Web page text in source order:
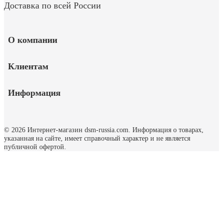
О компании
Клиентам
Информация
Доставка по всей России
© 2026 Интернет-магазин dsm-russia.com. Информация о товарах,
указанная на сайте, имеет справочный характер и не является
публичной офертой.